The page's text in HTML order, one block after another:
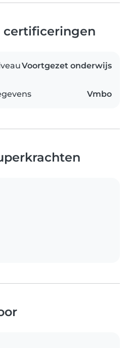
certificeringen
Voortgezet onderwijs
Vmbo